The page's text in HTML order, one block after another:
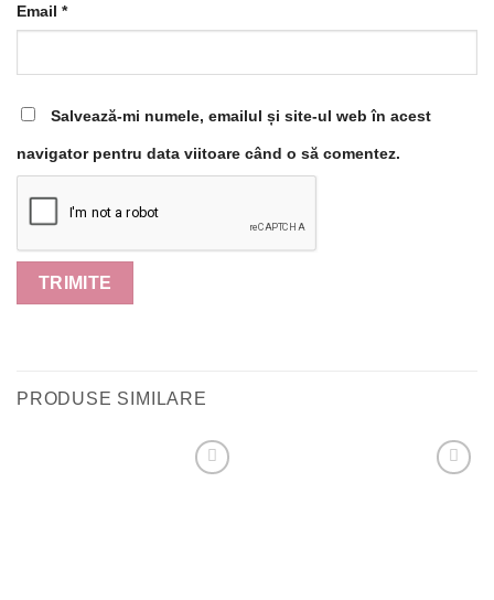
Email *
Salvează-mi numele, emailul și site-ul web în acest
navigator pentru data viitoare când o să comentez.
PRODUSE SIMILARE